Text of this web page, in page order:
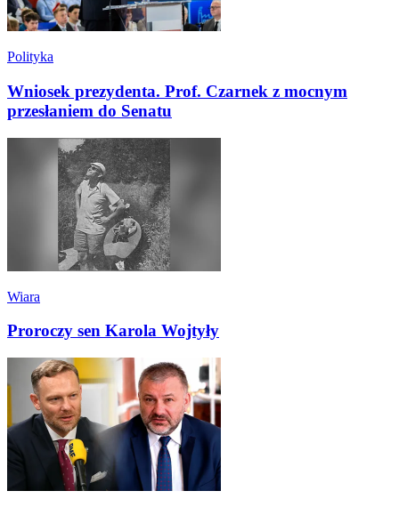
Polityka
Wniosek prezydenta. Prof. Czarnek z mocnym
przesłaniem do Senatu
Wiara
Proroczy sen Karola Wojtyły